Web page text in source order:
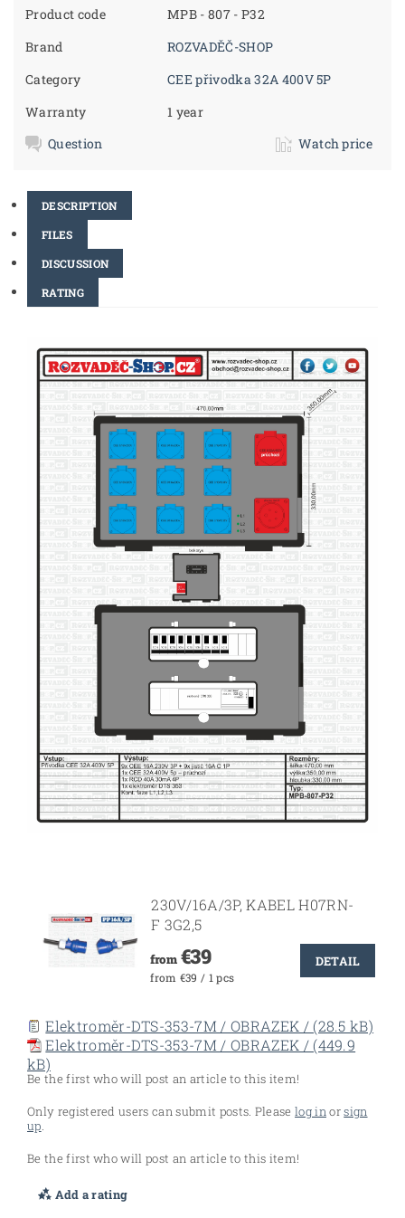
Product code
MPB - 807 - P32
Brand
ROZVADĚČ-SHOP
Category
CEE přivodka 32A 400V 5P
Warranty
1 year
Question
Watch price
DESCRIPTION
FILES
DISCUSSION
RATING
230V/16A/3P, KABEL H07RN-
F 3G2,5
from€39
from €39 / 1 pcs
DETAIL
Elektroměr-DTS-353-7M / OBRAZEK / (28.5 kB)
Elektroměr-DTS-353-7M / OBRAZEK / (449.9
kB)
Be the first who will post an article to this item!
Only registered users can submit posts. Pleaselog inorsign
up.
Be the first who will post an article to this item!
Add a rating